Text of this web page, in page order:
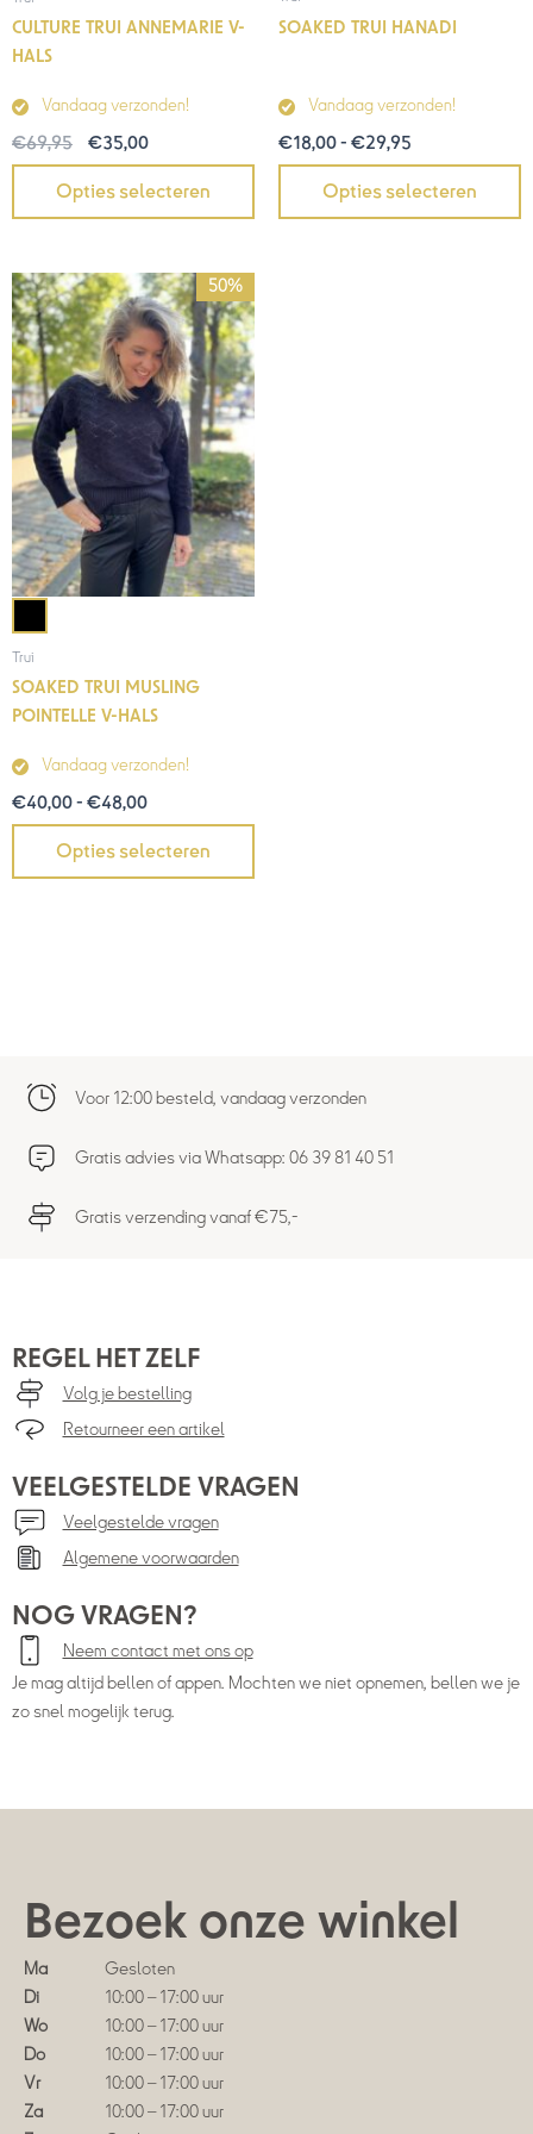
CULTURE TRUI ANNEMARIE V-
HALS
Vandaag verzonden!
€69,95 €35,00
Opties selecteren
SOAKED TRUI HANADI
Vandaag verzonden!
€18,00- €29,95
Opties selecteren
50%
Trui
SOAKED TRUI MUSLING
POINTELLE V-HALS
Vandaag verzonden!
€40,00- €48,00
Prijsklasse:
€40,00
tot
€48,00
Opties selecteren
Voor 12:00 besteld, vandaag verzonden
Gratis advies via Whatsapp: 06 39 81 40 51
Gratis verzending vanaf €75,-
REGEL HET ZELF
Volg je bestelling
Retourneer een artikel
VEELGESTELDE VRAGEN
Veelgestelde vragen
Algemene voorwaarden
NOG VRAGEN?
Neem contact met ons op
Je mag altijd bellen of appen. Mochten we niet opnemen, bellen we je
zo snel mogelijk terug.
Bezoek onze winkel
Ma
Gesloten
Di
10:00 – 17:00 uur
Wo
10:00 – 17:00 uur
Do
10:00 – 17:00 uur
Vr
10:00 – 17:00 uur
Za
10:00 – 17:00 uur